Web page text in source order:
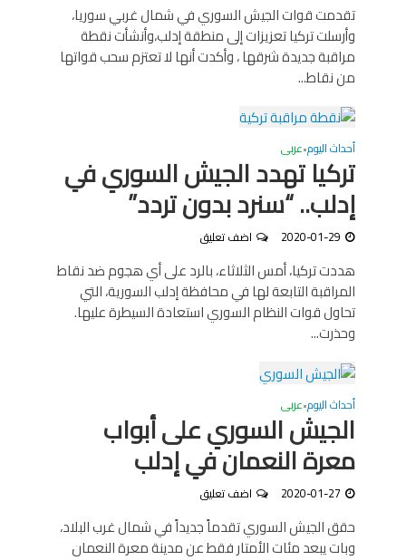
تقدمت قوات الجيش السوري في شمال غربي سوريا،
وأرسلت تركيا تعزيزات إلى منطقة إدلب،وأنشأت نقطة
مراقبة جديدة شرقها ، وأكدت أنها لا تعتزم سحب قواتها
من نقاط...
أحداث اليوم•عربى
تركيا تهدد الجيش السوري في
إدلب.. “سنرد بدون تردد”
2020-01-29 اضف تعليق
هددت تركيا، أمس الثلاثاء، بالرد على أي هجوم ضد نقاط
المراقبة التابعة لها في محافظة إدلب السورية، التي
تحاول قوات النظام السوري استعادة السيطرة عليها.
وحذرت...
أحداث اليوم•عربى
الجيش السوري على أبواب
معرة النعمان في إدلب
2020-01-27 اضف تعليق
حقق الجيش السوري تقدماً جديداً في شمال غرب البلاد،
وبات يبعد مئات الأمتار فقط عن مدينة معرة النعمان